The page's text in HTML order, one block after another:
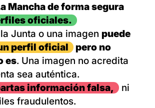
Mancha de forma segura
oficiales.
Junta o una imagen puede
perfil oficial
pero no
es. Una imagen no acredita
sea auténtica.
información falsa,
ni
fraudulentos.